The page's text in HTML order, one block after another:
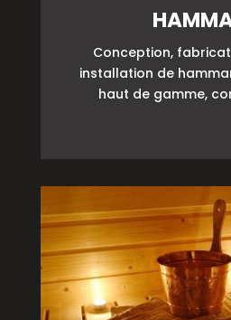
Conception,
installation de
haut de gamme,